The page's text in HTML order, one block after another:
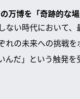
万博を「奇跡的な
ない時代において
れの未来への挑戦
んだ」という触発